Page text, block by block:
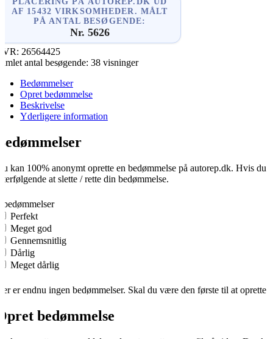
AF 15432 VIRKSOMHEDER. MÅLT
PÅ ANTAL BESØGENDE:
Nr. 5626
26564425
antal besøgende: 38 visninger
Bedømmelser
Opret bedømmelse
Beskrivelse
Yderligere information
kan 100% anonymt oprette en bedømmelse på autorep.dk. Hvis
at slette / rette din bedømmelse.
bedømmelser
Perfekt
Meget god
Gennemsnitlig
Dårlig
Meget dårlig
er endnu ingen bedømmelser. Skal du være den første til at oprette
bedømmelse